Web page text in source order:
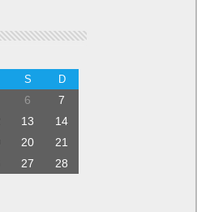
S D
6
7
13
14
20
21
27
28